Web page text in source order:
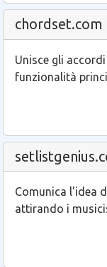
chordset.com
Unisce gli
funzionalità
Comunica l'idea
attirando i